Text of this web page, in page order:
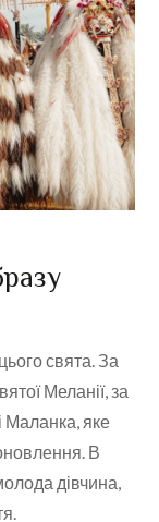
свята. За
Меланії, за
Маланка, яке
В
дівчина,